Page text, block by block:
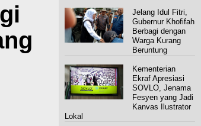
Jelang Idul Fitri,
Gubernur Khofifah
Berbagi dengan
Warga Kurang
Beruntung
Kementerian
Ekraf Apresiasi
SOVLO, Jenama
Fesyen yang Jadi
Kanvas Ilustrator
Lokal